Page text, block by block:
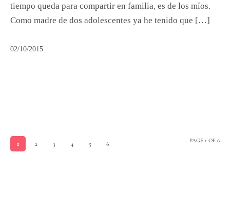
tiempo queda para compartir en familia, es de los míos.
Como madre de dos adolescentes ya he tenido que […]
02/10/2015
1 2 3 4 5 6 PAGE 1 OF 6